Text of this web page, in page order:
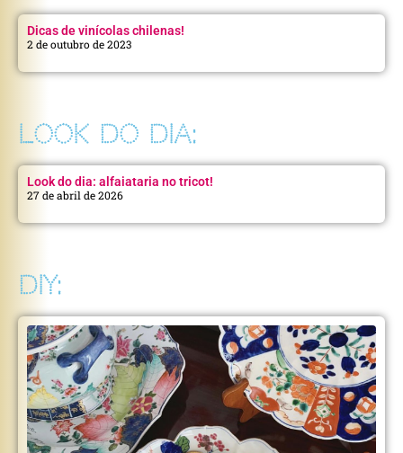
Dicas de vinícolas chilenas!
2 de outubro de 2023
LOOK DO DIA:
Look do dia: alfaiataria no tricot!
27 de abril de 2026
DIY: